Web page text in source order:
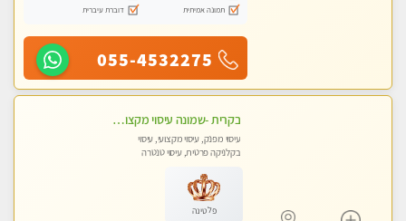
תמונה אמיתית
דוברת עיברית
055-4532275
בקרית -שמונה עיסוי מקצועי מפנק עיסוי עם אבנים חמות. מעסה עם תעודות. טיפול מרגיע ומפנק באווירה נעימה ושקטה
עיסוי מפנק, עיסוי מקצועי, עיסוי
בקלניקה פרטית, עיסוי טנטרה
פלטינה